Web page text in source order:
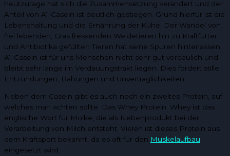
heutzutage hat sich die Zusammensetzung verändert und der
Anteil von A1-Casein ist deutlich gestiegen. Grund hierfür ist die
Lebenshaltung und die Ernährung der Kühe. Der Wandel von
frei lebenden, Gras fressenden Weidetieren hin zu Kraftfutter
und Antibiotika gefüllten Tieren hat seine Spuren hinterlassen.
A1-Casein ist für uns Menschen nicht sehr gut verdaulich und
bleibt sehr lange im Verdauungstrakt liegen. Dies fördert stille
Entzündungen, Bähungen und Unverträglichkeiten.
Neben dem Casein gibt es auch noch ein zweites Protein, auf
welches man achten sollte. Das Whey Protein. Whey ist das
englische Wort für Molke, die als Nebenprodukt bei der
Verarbeitung von Milch entsteht. Vielen ist dieses Protein aus
dem Kraftsport bekannt, da es oft für den Muskelaufbau
eingesetzt wird.